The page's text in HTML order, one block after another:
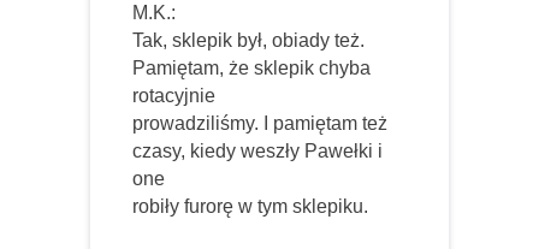
M.K.:
Tak, sklepik był, obiady też.
Pamiętam, że sklepik chyba
rotacyjnie
prowadziliśmy. I pamiętam też
czasy, kiedy weszły Pawełki i
one
robiły furorę w tym sklepiku.